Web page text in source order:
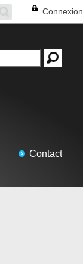
Connexion
Contact